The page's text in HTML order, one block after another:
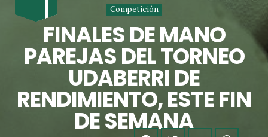
Competición
FINALES DE MANO
PAREJAS DEL TORNEO
UDABERRI DE
RENDIMIENTO, ESTE FIN
DE SEMANA